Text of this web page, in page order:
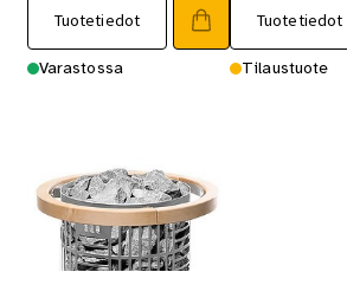
oli:
890,00 €.
on:
725,00 €.
Tuotetiedot
Varastossa
Tuotetiedot
Tilaustuote